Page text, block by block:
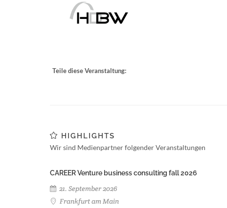
Teile diese Veranstaltung:
HIGHLIGHTS
Wir sind Medienpartner folgender Veranstaltungen
CAREER Venture business consulting fall 2026
21. September 2026
Frankfurt am Main